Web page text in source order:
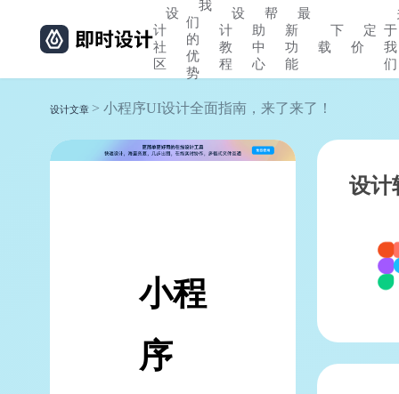
设
计
社
区
我
们
的
优
势
设
计
教
程
帮
助
中
心
最
新
功
能
下
载
定
价
于
我
们
设计文章 > 小程序UI设计全面指南，来了来了！
小程
序
设计